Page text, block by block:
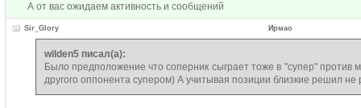
А от вас ожидаем активность и сообщений
Sir_Glory Ирмао
wilden5 писал(а):
Было предположение что соперник сыграет тоже в "супер" против
другого оппонента супером) А учитывая позиции близкие решил не